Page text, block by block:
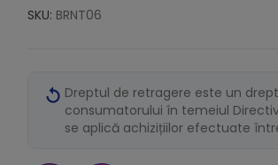
SKU: BRNT06
Dreptul de retragere este un
consumatorului în temeiul
se aplică achizițiilor efectuate